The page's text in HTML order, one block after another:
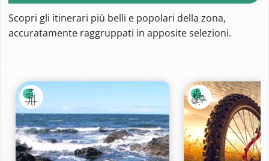
Scopri gli itinerari più belli e popolari della zona,
accuratamente raggruppati in apposite selezioni.